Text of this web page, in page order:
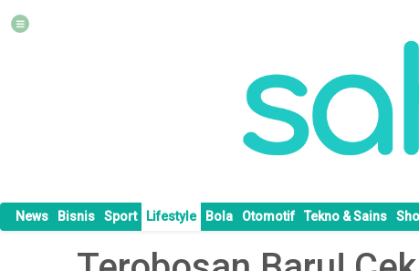
News Bisnis Sport Lifestyle Bola Otomotif Tekno & Sains